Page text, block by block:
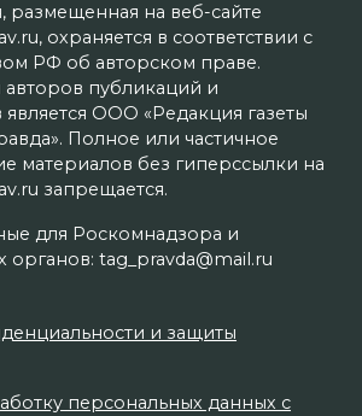
размещенная на веб-сайте
охраняется в соответствии с
РФ об авторском праве.
авторов публикаций и
ООО «Редакция газеты
Полное или частичное
материалов без гиперссылки на
запрещается.
для Роскомнадзора и
органов: tag_pravda@mail.ru
и защиты
персональных данных с